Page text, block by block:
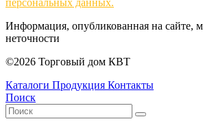
Информация, опубликованная на сайте,
неточности
©2026 Торговый дом КВТ
Каталоги Продукция Контакты
Поиск